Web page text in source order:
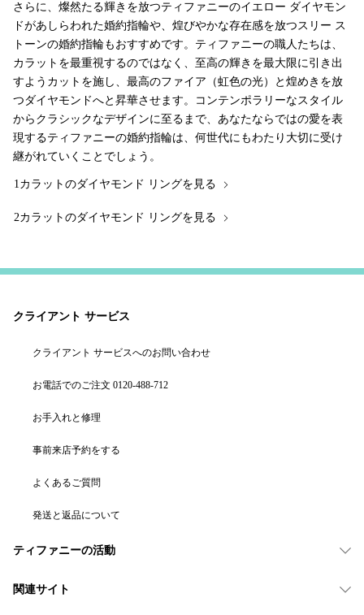
さらに、燦然たる輝きを放つティファニーのイエロー ダイヤモン
ドがあしらわれた婚約指輪や、煌びやかな存在感を放つスリー ス
トーンの婚約指輪もおすすめです。ティファニーの職人たちは、
カラットを最重視するのではなく、至高の輝きを最大限に引き出
すようカットを施し、最高のファイア（虹色の光）と煌めきを放
つダイヤモンドへと昇華させます。コンテンポラリーなスタイル
からクラシックなデザインに至るまで、あなたならではの愛を表
現するティファニーの婚約指輪は、何世代にもわたり大切に受け
継がれていくことでしょう。
1カラットのダイヤモンド リングを見る
2カラットのダイヤモンド リングを見る
クライアント サービス
クライアント サービスへのお問い合わせ
お電話でのご注文 0120-488-712
お手入れと修理
事前来店予約をする
よくあるご質問
発送と返品について
ティファニーの活動
関連サイト